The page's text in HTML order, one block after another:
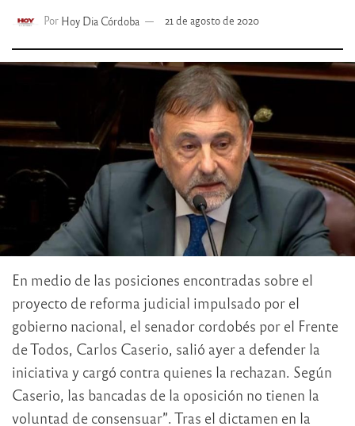
Por Hoy Dia Córdoba 21 de agosto de 2020
En medio de las posiciones encontradas sobre el
proyecto de reforma judicial impulsado por el
gobierno nacional, el senador cordobés por el Frente
de Todos, Carlos Caserio, salió ayer a defender la
iniciativa y cargó contra quienes la rechazan. Según
Caserio, las bancadas de la oposición no tienen la
voluntad de consensuar”. Tras el dictamen en la